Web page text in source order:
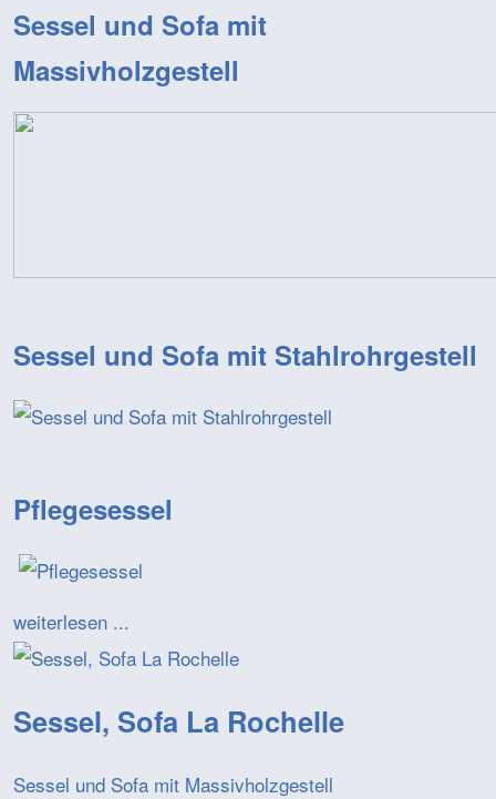
Sessel und Sofa mit
Massivholzgestell
Sessel und Sofa mit Stahlrohrgestell
Pflegesessel
weiterlesen ...
Sessel, Sofa La Rochelle
Sessel und Sofa mit Massivholzgestell